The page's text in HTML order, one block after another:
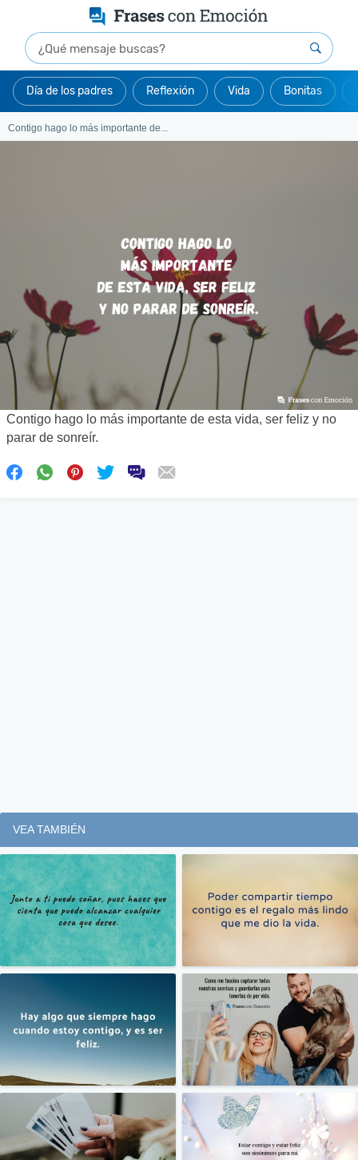
Día de los padres Reflexión Vida Bonitas
Contigo hago lo más importante de...
Contigo hago lo más importante de esta vida, ser feliz y no
parar de sonreír.
VEA TAMBIÉN